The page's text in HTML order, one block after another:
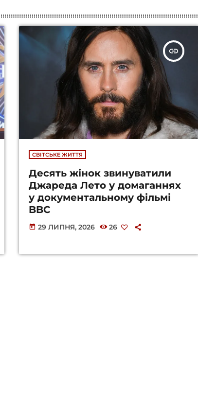
insert_link
СВІТСЬКЕ ЖИТТЯ
Десять жінок звинуватили
Джареда Лето у домаганнях
у документальному фільмі
BBC
today 29 ЛИПНЯ, 2026 26